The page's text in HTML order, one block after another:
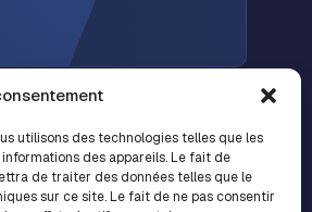
utilisons des technologies telles que les
des appareils. Le fait de
de traiter des données telles que le
sur ce site. Le fait de ne pas consentir
métiers
Accès collaborateur
Nous rejoindre